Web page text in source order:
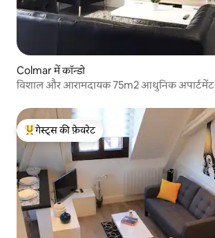
Colmar में कॉन्डो
विशाल और आरामदायक 75m2 आधुनिक अपार्टमेंट
गेस्ट्स का टॉप फ़ेवरेट
गेस्ट्स की फ़ेवरेट